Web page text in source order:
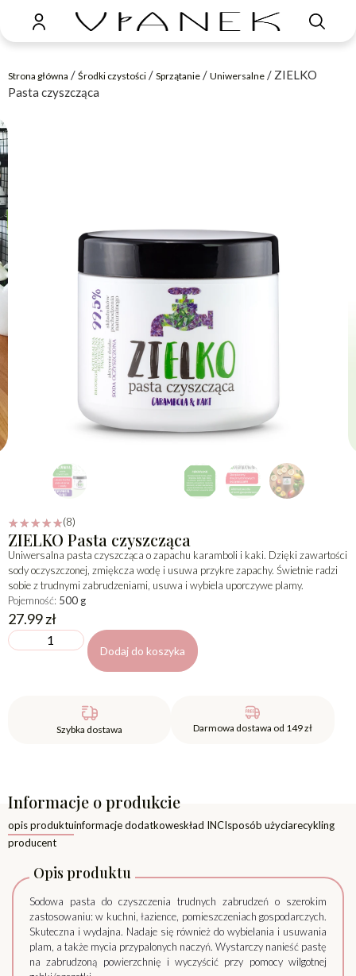
Strona główna / Środki czystości / Sprzątanie / Uniwersalne / ZIELKO
Pasta czyszcząca
☆☆☆☆☆(8)
ZIELKO Pasta czyszcząca
Uniwersalna pasta czyszcząca o zapachu karamboli i kaki. Dzięki zawartości
sody oczyszczonej, zmiękcza wodę i usuwa przykre zapachy. Świetnie radzi
sobie z trudnymi zabrudzeniami, usuwa i wybiela uporczywe plamy.
Pojemność: 500 g
27.99zł
Dodaj do koszyka
Szybka dostawa Darmowa dostawa od 149 zł
Informacje o produkcie
opis produktuinformacje dodatkoweskład INCIsposób użyciarecykling
producent
Opis produktu
Sodowa pasta do czyszczenia trudnych zabrudzeń o szerokim
zastosowaniu: w kuchni, łazience, pomieszczeniach gospodarczych.
Skuteczna i wydajna. Nadaje się również do wybielania i usuwania
plam, a także mycia przypalonych naczyń. Wystarczy nanieść pastę
na zabrudzoną powierzchnię i wyczyścić przy pomocy wilgotnej